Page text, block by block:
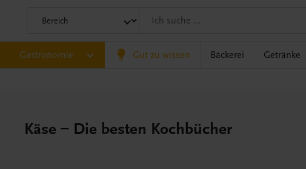
Gastronomie Gut zu wissen Bäckerei Getränke
Käse – Die besten Kochbücher